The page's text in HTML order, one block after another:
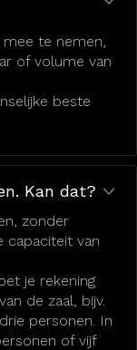
te nemen,
of volume van
beste
Kan dat?
zonder
capaciteit van
je rekening
de zaal, bijv.
personen. In
of vijf